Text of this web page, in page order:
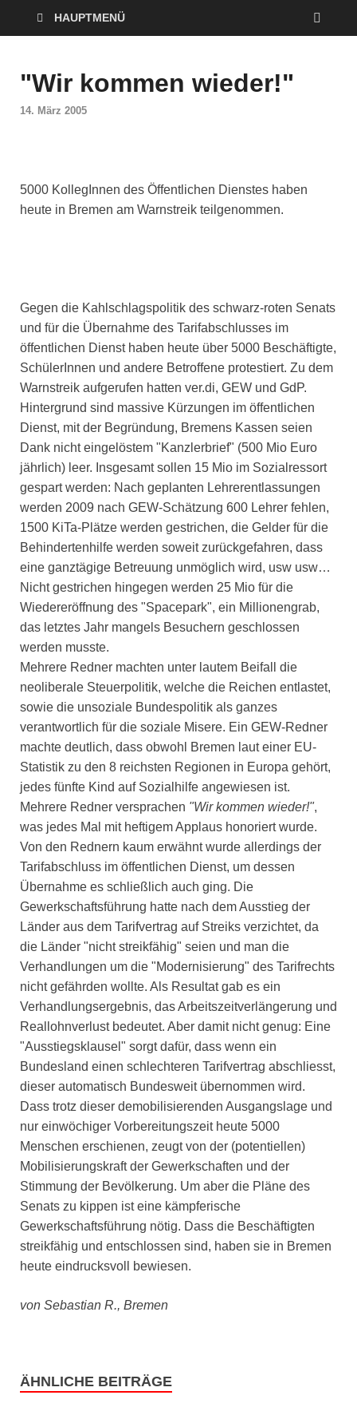
HAUPTMENÜ
"Wir kommen wieder!"
14. März 2005
5000 KollegInnen des Öffentlichen Dienstes haben
heute in Bremen am Warnstreik teilgenommen.
Gegen die Kahlschlagspolitik des schwarz-roten Senats
und für die Übernahme des Tarifabschlusses im
öffentlichen Dienst haben heute über 5000 Beschäftigte,
SchülerInnen und andere Betroffene protestiert. Zu dem
Warnstreik aufgerufen hatten ver.di, GEW und GdP.
Hintergrund sind massive Kürzungen im öffentlichen
Dienst, mit der Begründung, Bremens Kassen seien
Dank nicht eingelöstem "Kanzlerbrief" (500 Mio Euro
jährlich) leer. Insgesamt sollen 15 Mio im Sozialressort
gespart werden: Nach geplanten Lehrerentlassungen
werden 2009 nach GEW-Schätzung 600 Lehrer fehlen,
1500 KiTa-Plätze werden gestrichen, die Gelder für die
Behindertenhilfe werden soweit zurückgefahren, dass
eine ganztägige Betreuung unmöglich wird, usw usw…
Nicht gestrichen hingegen werden 25 Mio für die
Wiedereröffnung des "Spacepark", ein Millionengrab,
das letztes Jahr mangels Besuchern geschlossen
werden musste.
Mehrere Redner machten unter lautem Beifall die
neoliberale Steuerpolitik, welche die Reichen entlastet,
sowie die unsoziale Bundespolitik als ganzes
verantwortlich für die soziale Misere. Ein GEW-Redner
machte deutlich, dass obwohl Bremen laut einer EU-
Statistik zu den 8 reichsten Regionen in Europa gehört,
jedes fünfte Kind auf Sozialhilfe angewiesen ist.
Mehrere Redner versprachen "Wir kommen wieder!",
was jedes Mal mit heftigem Applaus honoriert wurde.
Von den Rednern kaum erwähnt wurde allerdings der
Tarifabschluss im öffentlichen Dienst, um dessen
Übernahme es schließlich auch ging. Die
Gewerkschaftsführung hatte nach dem Ausstieg der
Länder aus dem Tarifvertrag auf Streiks verzichtet, da
die Länder "nicht streikfähig" seien und man die
Verhandlungen um die "Modernisierung" des Tarifrechts
nicht gefährden wollte. Als Resultat gab es ein
Verhandlungsergebnis, das Arbeitszeitverlängerung und
Reallohnverlust bedeutet. Aber damit nicht genug: Eine
"Ausstiegsklausel" sorgt dafür, dass wenn ein
Bundesland einen schlechteren Tarifvertrag abschliesst,
dieser automatisch Bundesweit übernommen wird.
Dass trotz dieser demobilisierenden Ausgangslage und
nur einwöchiger Vorbereitungszeit heute 5000
Menschen erschienen, zeugt von der (potentiellen)
Mobilisierungskraft der Gewerkschaften und der
Stimmung der Bevölkerung. Um aber die Pläne des
Senats zu kippen ist eine kämpferische
Gewerkschaftsführung nötig. Dass die Beschäftigten
streikfähig und entschlossen sind, haben sie in Bremen
heute eindrucksvoll bewiesen.
von Sebastian R., Bremen
ÄHNLICHE BEITRÄGE